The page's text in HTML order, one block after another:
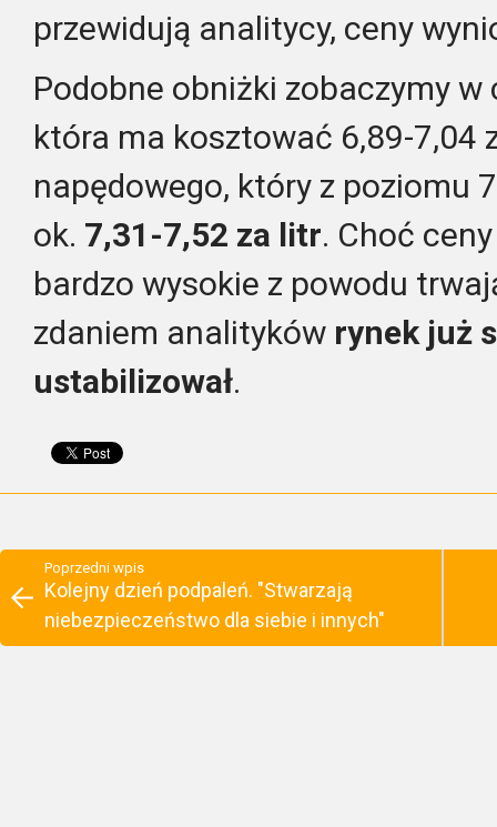
przewidują analitycy, ceny
Podobne obniżki zobaczymy w
która ma kosztować 6,89-7,04
napędowego, który z poziomu
ok. 7,31-7,52 za litr. Choć
bardzo wysokie z powodu
zdaniem analityków rynek już
ustabilizował.
Poprzedni wpis
Kolejny dzień podpaleń. "Stwarzają
niebezpieczeństwo dla siebie i innych"